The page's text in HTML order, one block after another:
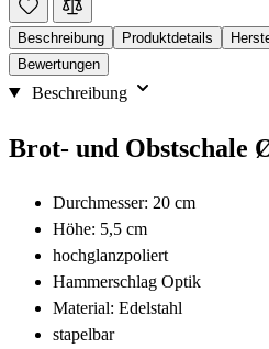
Beschreibung Produktdetails
Bewertungen
Beschreibung
Brot- und Obstschale
Durchmesser: 20 cm
Höhe: 5,5 cm
hochglanzpoliert
Hammerschlag Optik
Material: Edelstahl
stapelbar